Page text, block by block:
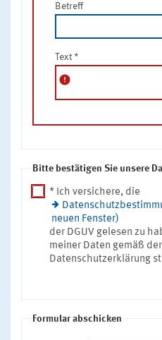
Betreff
Text *
error
Bitte bestätigen Sie unsere
* Ich versichere, die
neuen Fenster)
der DGUV gelesen zu
meiner Daten gemäß der
Datenschutzerklärung
Formular abschicken